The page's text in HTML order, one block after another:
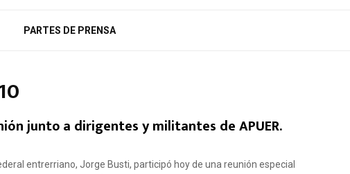
PARTES DE PRENSA
junto a dirigentes y militantes de APUER.
entrerriano, Jorge Busti, participó hoy de una reunión especial